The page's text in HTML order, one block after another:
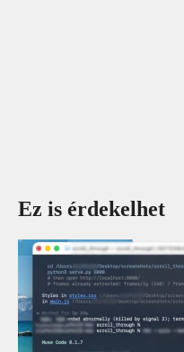
Ez is érdekelhet